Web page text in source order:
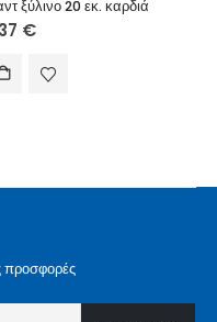
ξύλινο 20 εκ. καρδιά
€
προσφορές